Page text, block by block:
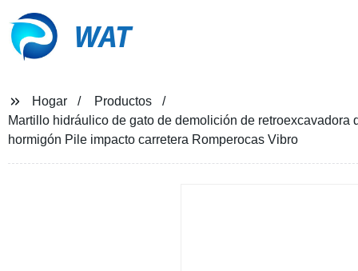
WAT
Hogar
Productos
Martillo hidráulico de gato de demolición de
hormigón Pile impacto carretera Romperocas Vibro